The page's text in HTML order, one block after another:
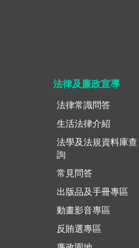
法律及廉政宣導
法律常識問答
生活法律介紹
法學及法規資料庫查
詢
常見問答
出版品及手冊專區
動畫影音專區
反賄選專區